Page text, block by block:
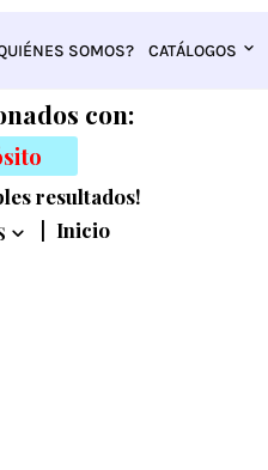
SOMOS? CATÁLOGOS
con:
resultados!
Inicio